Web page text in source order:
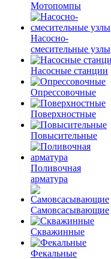
Мотопомпы
Насосно-
смесительные узлы
Насосные станции
Опрессовочные
Поверхностные
Повысительные
Поливочная
арматура
Самовсасывающие
Скважинные
Фекальные